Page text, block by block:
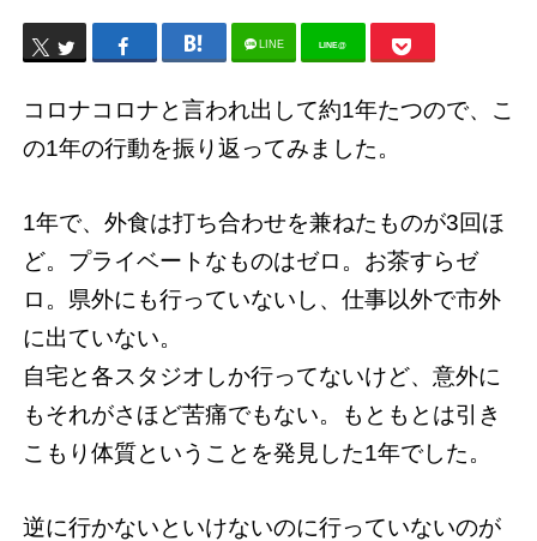
LINE LINE@
コロナコロナと言われ出して約1年たつので、こ
の1年の行動を振り返ってみました。
1年で、外食は打ち合わせを兼ねたものが3回ほ
ど。プライベートなものはゼロ。お茶すらゼ
ロ。県外にも行っていないし、仕事以外で市外
に出ていない。
自宅と各スタジオしか行ってないけど、意外に
もそれがさほど苦痛でもない。もともとは引き
こもり体質ということを発見した1年でした。
逆に行かないといけないのに行っていないのが